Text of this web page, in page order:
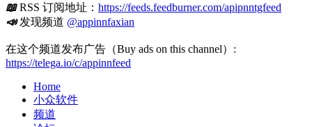
📖RSS 订阅地址： https://feeds.feedburner.com/apipnntgfeed
📣发现频道 @appinnfaxian
在这个频道发布广告（Buy ads on this channel）:
https://telega.io/c/appinnfeed
Home
小众软件
频道